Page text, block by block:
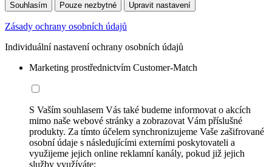
Souhlasím Pouze nezbytné Upravit nastavení
Zásady ochrany osobních údajů
Individuální nastavení ochrany osobních údajů
Marketing prostřednictvím Customer-Match
S Vaším souhlasem Vás také budeme informovat o akcích
mimo naše webové stránky a zobrazovat Vám příslušné
produkty. Za tímto účelem synchronizujeme Vaše zašifrované
osobní údaje s následujícími externími poskytovateli a
využijeme jejich online reklamní kanály, pokud již jejich
služby využíváte: